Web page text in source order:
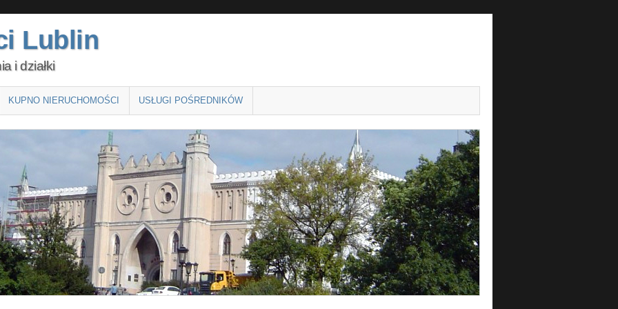
Lublin
i działki
KUPNO NIERUCHOMOŚCI USŁUGI POŚREDNIKÓW